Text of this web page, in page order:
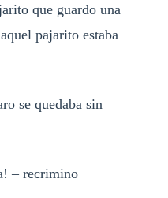
que guardo una
pajarito estaba
se quedaba sin
– recrimino